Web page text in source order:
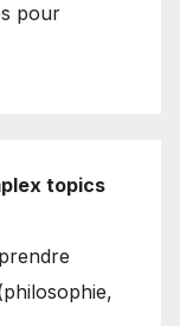
pour
topics